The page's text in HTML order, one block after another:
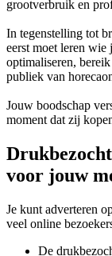
grootverbruik en
In tegenstelling tot
eerst moet leren wie
optimaliseren,
publiek van
Jouw boodschap
moment dat zij
voor jouw
Je kunt adverteren
veel online
De